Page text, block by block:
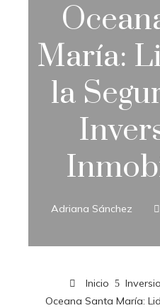
María:
la
Adriana Sánchez
Inicio
Oceana Santa María: